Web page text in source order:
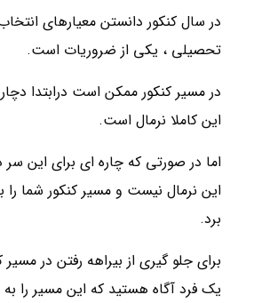
در سال کنکور دانستن معیارهای
تحصیلی ، یکی از ضروریات است.
در مسیر کنکور ممکن است درابتدا
این کاملا نرمال است.
اما در صورتی که چاره ای برای این سر
این نرمال نیست و مسیر کنکور شما را
برد.
برای جلو گیری از بیراهه رفتن در مسیر
یک فرد آگاه هستید که این مسیر را